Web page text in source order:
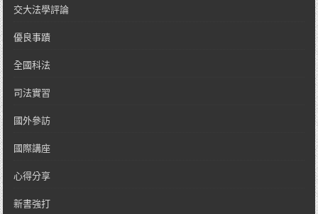
交大法學評論
優良事蹟
全國科法
司法實習
國外參訪
國際講座
心得分享
新書強打